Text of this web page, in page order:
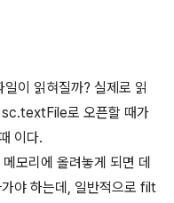
이 읽혀질까? 실제로 읽
로 오픈할 때가
이다.
모리에 올려놓게 되면 데
야 하는데, 일반적으로 filt